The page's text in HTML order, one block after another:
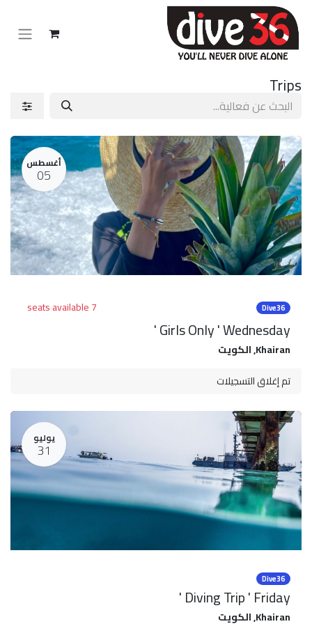
Trips
أغسطس
05
Dive36
7 seats available
Girls Only ' Wednesday '
Khairan
,الكويت
تم إغلاق التسجيلات
يوليو
31
Dive36
Diving Trip ' Friday '
Khairan
,الكويت